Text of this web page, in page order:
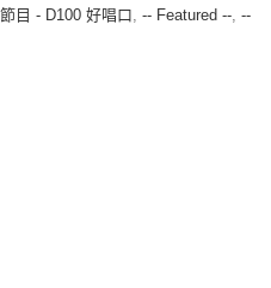
目 - D100 好唱口, -- Featured --, --